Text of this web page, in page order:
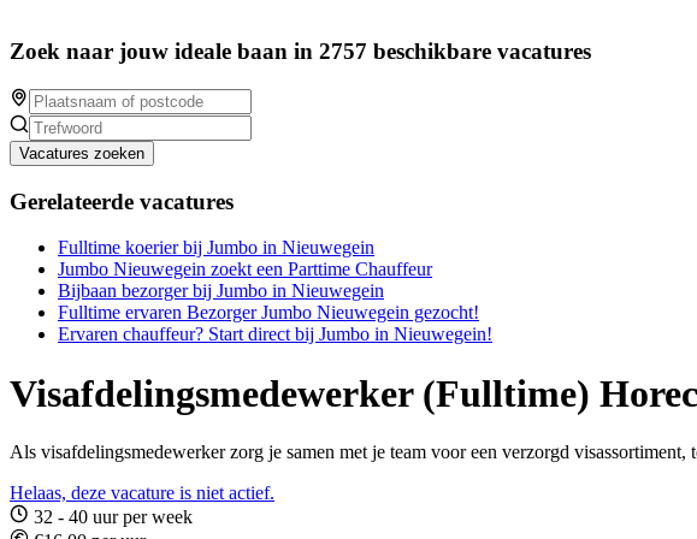
Zoek naar jouw ideale baan in 2757 beschikbare vacatures
Vacatures zoeken
Gerelateerde vacatures
Fulltime koerier bij Jumbo in Nieuwegein
Jumbo Nieuwegein zoekt een Parttime Chauffeur
Bijbaan bezorger bij Jumbo in Nieuwegein
Fulltime ervaren Bezorger Jumbo Nieuwegein gezocht!
Ervaren chauffeur? Start direct bij Jumbo in Nieuwegein!
Visafdelingsmedewerker (Fulltime)
Als visafdelingsmedewerker zorg je samen met je team voor een verzorgd visassortiment,
Helaas, deze vacature is niet actief.
32 - 40 uur per week